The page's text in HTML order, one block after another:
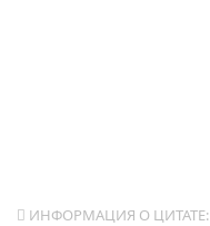
ИНФОРМАЦИЯ О ЦИТАТЕ: